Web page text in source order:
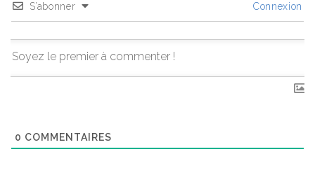
S’abonner Connexion
0 COMMENTAIRES